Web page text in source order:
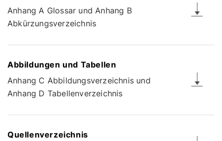
Anhang A Glossar und Anhang B
Abkürzungsverzeichnis
Abbildungen und Tabellen
Anhang C Abbildungsverzeichnis und
Anhang D Tabellenverzeichnis
Quellenverzeichnis